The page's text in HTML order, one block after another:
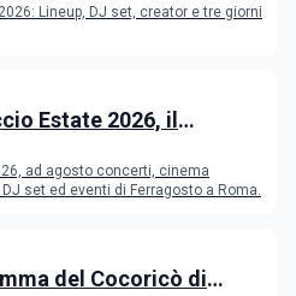
Lineup, DJ set, creator e tre giorni
Estate 2026, il
ad agosto concerti, cinema
set ed eventi di Ferragosto a Roma.
del Cocoricò di